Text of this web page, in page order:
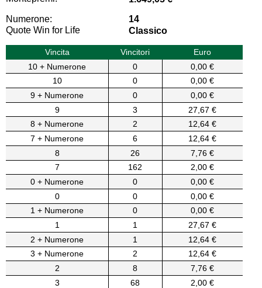
Numerone:
14
Quote Win for Life
Classico
Vincita Vincitori
Euro
10 + Numerone
0
0,00 €
10
0
0,00 €
9 + Numerone
0
0,00 €
9
3
27,67 €
8 + Numerone
2
12,64 €
7 + Numerone
6
12,64 €
8
26
7,76 €
7
162
2,00 €
0 + Numerone
0
0,00 €
0
0
0,00 €
1 + Numerone
0
0,00 €
1
1
27,67 €
2 + Numerone
1
12,64 €
3 + Numerone
2
12,64 €
2
8
7,76 €
3
68 2,00 €